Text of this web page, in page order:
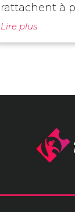
rattachent à
et différentes
art.
Lire plus